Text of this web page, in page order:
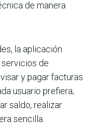
de manera
la aplicación
de
y pagar facturas
usuario prefiera;
saldo, realizar
sencilla.